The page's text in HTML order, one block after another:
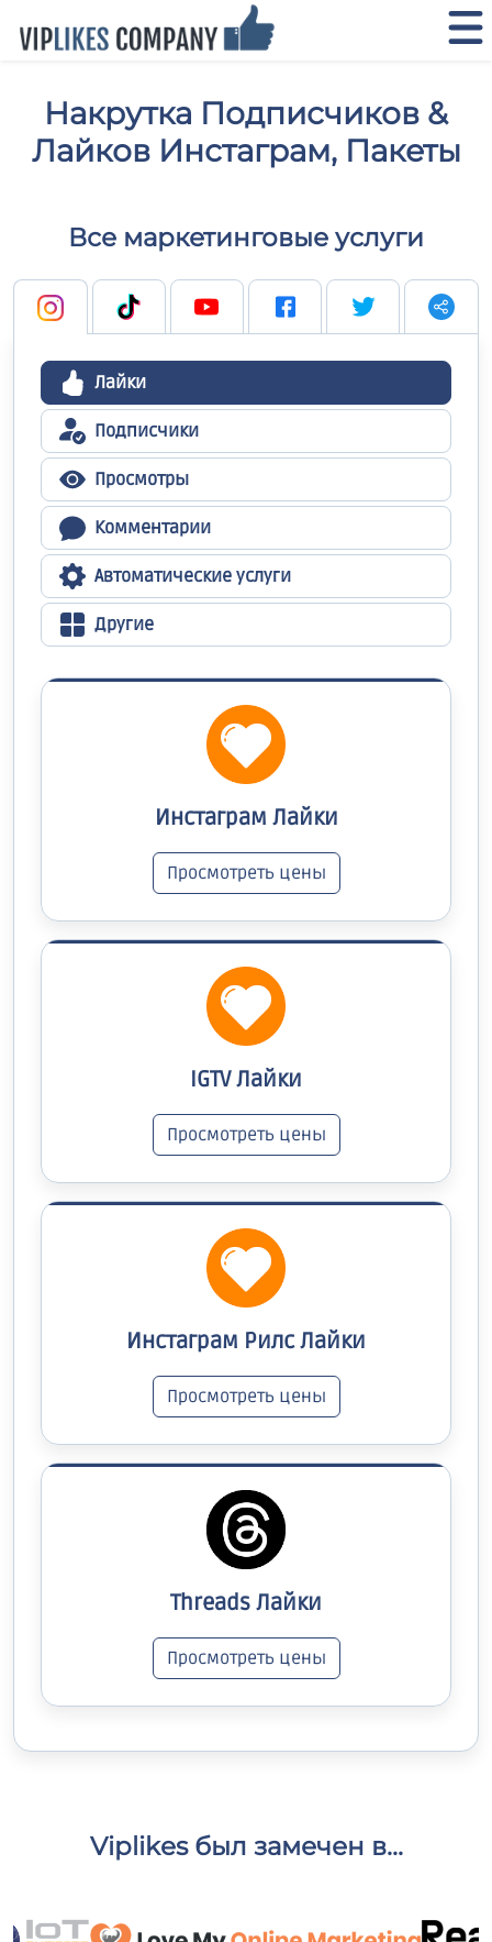
Накрутка Подписчиков &
Лайков Инстаграм, Пакеты
Все маркетинговые услуги
Лайки
Подписчики
Просмотры
Комментарии
Автоматические услуги
Другие
Инстаграм Лайки
Просмотреть цены
IGTV Лайки
Просмотреть цены
Инстаграм Рилс Лайки
Просмотреть цены
Threads Лайки
Просмотреть цены
Viplikes был замечен в...